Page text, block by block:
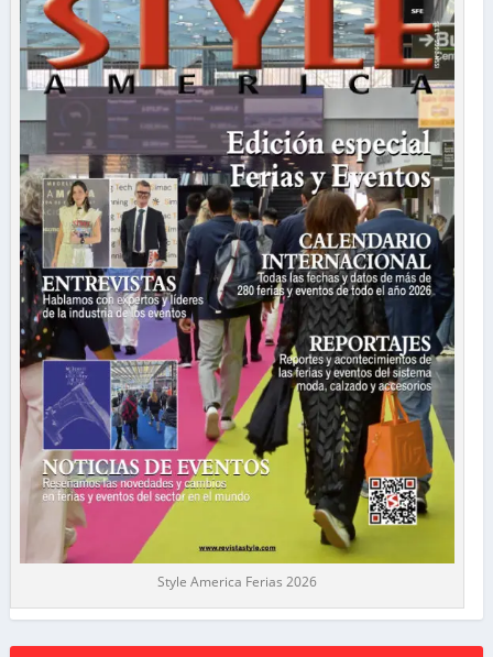
Style America Ferias 2026